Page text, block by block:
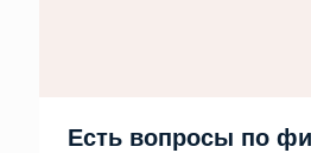
Есть вопросы по